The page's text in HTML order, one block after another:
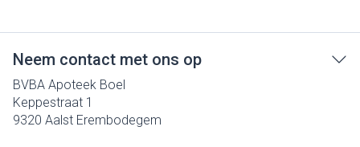
Neem contact met ons op
BVBA Apoteek Boel
Keppestraat 1
9320 Aalst Erembodegem